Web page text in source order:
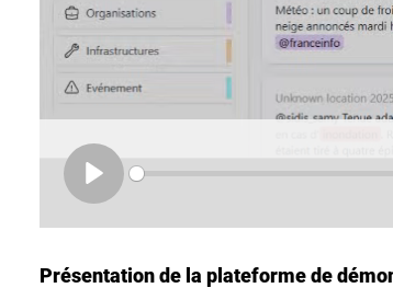
Play
Présentation de la plateforme de